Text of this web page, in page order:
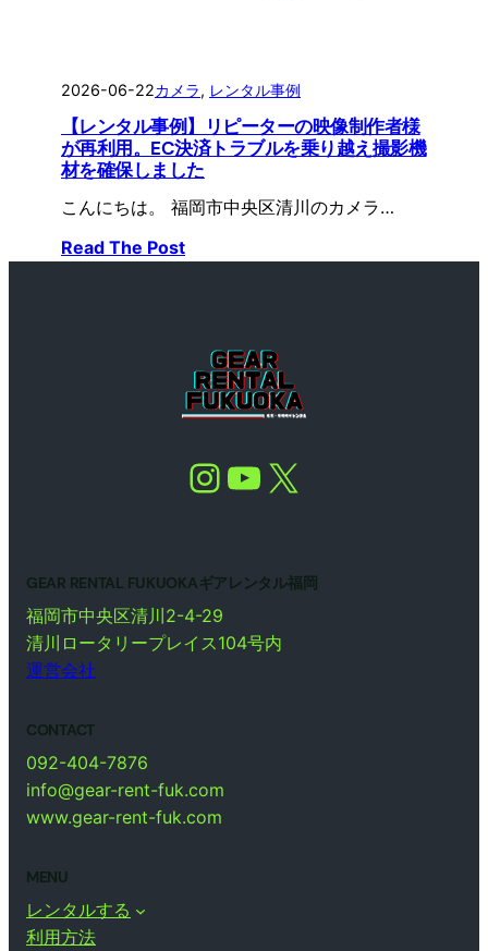
2026-06-22カメラ, レンタル事例
【レンタル事例】リピーターの映像制作者様
が再利用。EC決済トラブルを乗り越え撮影機
材を確保しました
こんにちは。 福岡市中央区清川のカメラ…
Read The Post
Instagram YouTube X
GEAR RENTAL FUKUOKAギアレンタル福岡
福岡市中央区清川2-4-29
清川ロータリープレイス104号内
運営会社
CONTACT
092-404-7876
info@gear-rent-fuk.com
www.gear-rent-fuk.com
MENU
レンタルする
利用方法